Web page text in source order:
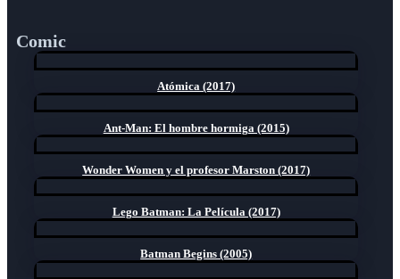
Comic
Atómica (2017)
Ant-Man: El hombre hormiga (2015)
Wonder Women y el profesor Marston (2017)
Lego Batman: La Película (2017)
Batman Begins (2005)